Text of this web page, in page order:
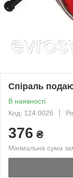
Спіраль
В наявності
Код: 124.0026
376 ₴
Мінімальна сума